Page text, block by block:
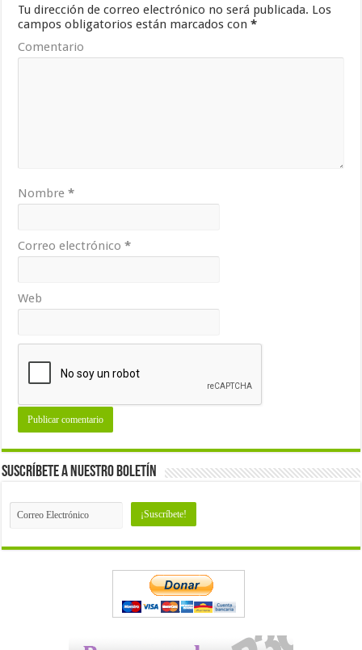
Tu dirección de correo electrónico no será publicada. Los
campos obligatorios están marcados con*
Comentario
Nombre*
Correo electrónico*
Web
Suscríbete a nuestro Boletín